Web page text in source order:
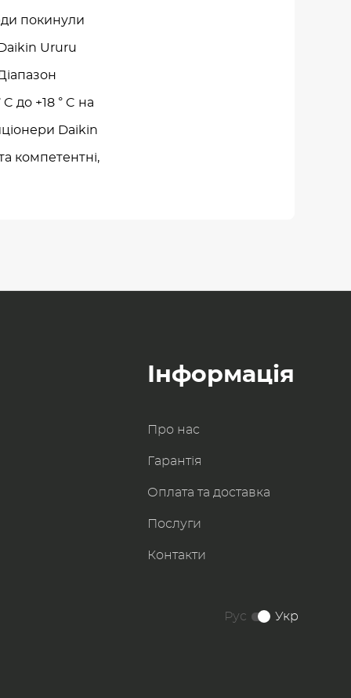
покинули
Ururu
до +18 ° C на
Daikin
компетентні,
Інформація
Про нас
Гарантія
Оплата та доставка
Послуги
Контакти
Рус Укр